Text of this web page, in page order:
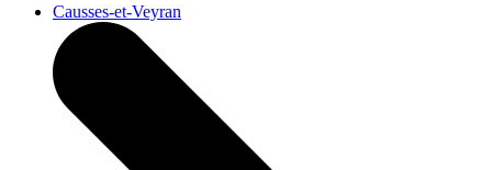
Causses-et-Veyran